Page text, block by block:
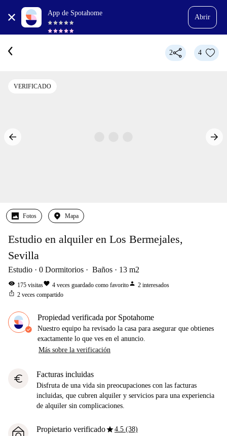
App de Spotahome
Abrir
2 4
VERIFICADO
Fotos Mapa
Estudio en alquiler en Los Bermejales,
Sevilla
Estudio 0 Dormitorios Baños 13 m2
visibility 175 visitasfavorite 4 veces guardado como favoritoperson 2 interesados
ios_share 2 veces compartido
Propiedad verificada por Spotahome
Nuestro equipo ha revisado la casa para asegurar que obtienes
exactamente lo que ves en el anuncio.
Más sobre la verificación
euro Facturas incluidas
Disfruta de una vida sin preocupaciones con las facturas
incluidas, que cubren alquiler y servicios para una experiencia
de alquiler sin complicaciones.
Propietario verificadostar4.5 (38)